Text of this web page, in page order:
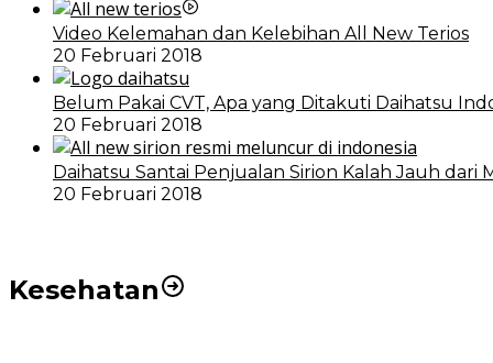
Video Kelemahan dan Kelebihan All New Terios
20 Februari 2018
Belum Pakai CVT, Apa yang Ditakuti Daihatsu
20 Februari 2018
Daihatsu Santai Penjualan Sirion Kalah Jauh dari
20 Februari 2018
Kesehatan